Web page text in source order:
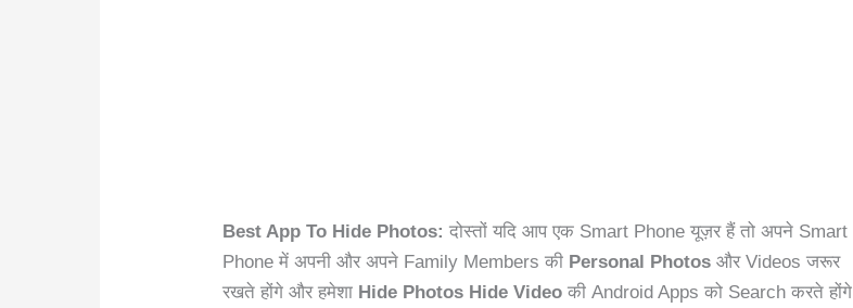
Best App To Hide Photos: दोस्तों यदि आप एक Smart Phone यूज़र हैं तो अपने Smart
Phone में अपनी और अपने Family Members की Personal Photos और Videos जरूर
रखते होंगे और हमेशा Hide Photos Hide Video की Android Apps को Search करते होंगे